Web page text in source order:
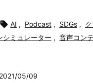
 AI , Podcast , SDGs ,
シミュレーター , 音声コン
2021/05/09